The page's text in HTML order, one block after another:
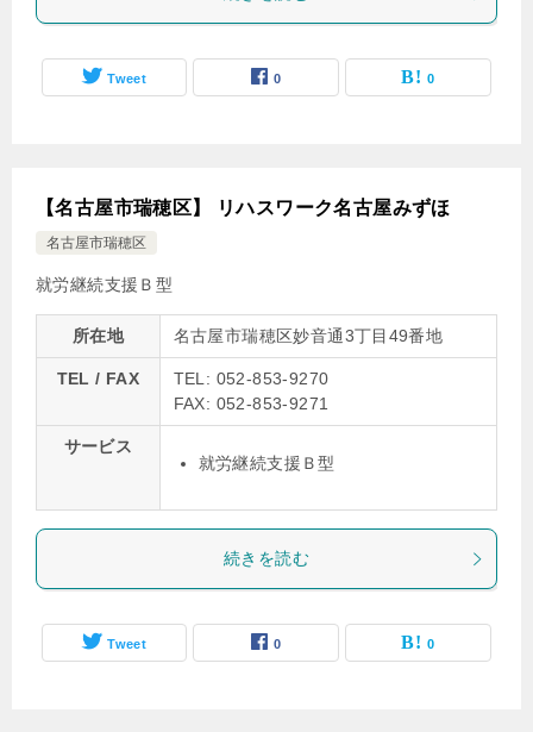
Tweet 0 0
【名古屋市瑞穂区】 リハスワーク名古屋みずほ
名古屋市瑞穂区
就労継続支援Ｂ型
所在地 名古屋市瑞穂区妙音通3丁目49番地
TEL / FAX
TEL: 052-853-9270
FAX: 052-853-9271
サービス
就労継続支援Ｂ型
続きを読む
Tweet 0 0